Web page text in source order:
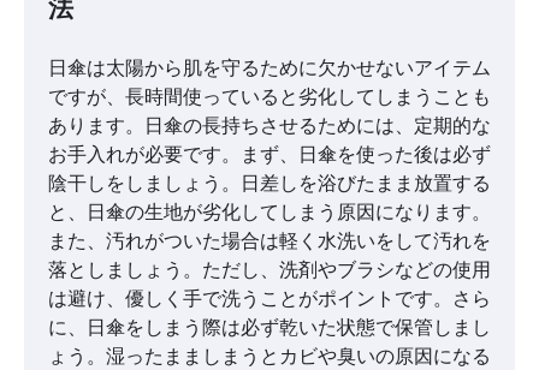
法
日傘は太陽から肌を守るために欠かせないアイテム
ですが、長時間使っていると劣化してしまうことも
あります。日傘の長持ちさせるためには、定期的な
お手入れが必要です。まず、日傘を使った後は必ず
陰干しをしましょう。日差しを浴びたまま放置する
と、日傘の生地が劣化してしまう原因になります。
また、汚れがついた場合は軽く水洗いをして汚れを
落としましょう。ただし、洗剤やブラシなどの使用
は避け、優しく手で洗うことがポイントです。さら
に、日傘をしまう際は必ず乾いた状態で保管しまし
ょう。湿ったまましまうとカビや臭いの原因になる